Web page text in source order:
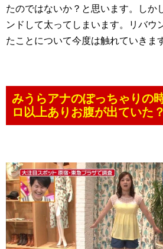
たのではないか？と思います。しか
ンドして太ってしまいます。リバウ
たことについて今度は触れていきま
みうらアナのぽっちゃりの
ロ以上ありお腹が出ていた？